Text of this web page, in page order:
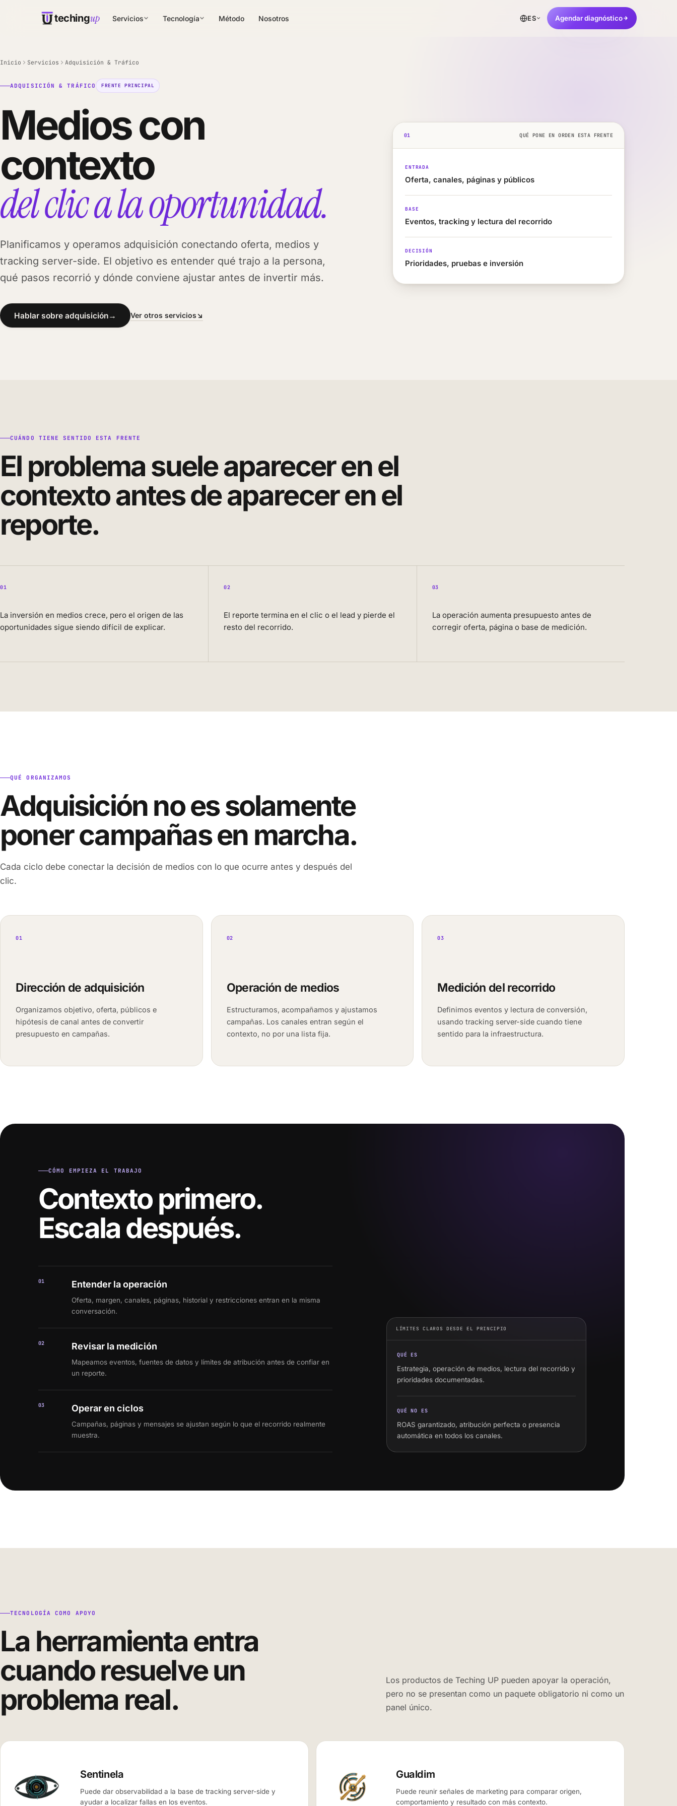
techingup Servicios Tecnología Método Nosotros ES Agendar diagnóstico
Inicio Servicios Adquisición & Tráfico
ADQUISICIÓN & TRÁFICO FRENTE PRINCIPAL
Medios con
contexto
del clic a la oportunidad.
Planificamos y operamos adquisición conectando oferta, medios y
tracking server-side. El objetivo es entender qué trajo a la persona,
qué pasos recorrió y dónde conviene ajustar antes de invertir más.
Hablar sobre adquisición→ Ver otros servicios ↘
01 QUÉ PONE EN ORDEN ESTA FRENTE
ENTRADA
Oferta, canales, páginas y públicos
BASE
Eventos, tracking y lectura del recorrido
DECISIÓN
Prioridades, pruebas e inversión
CUÁNDO TIENE SENTIDO ESTA FRENTE
El problema suele aparecer en el
contexto antes de aparecer en el
reporte.
01
La inversión en medios crece, pero el origen de las
oportunidades sigue siendo difícil de explicar.
02
El reporte termina en el clic o el lead y pierde el
resto del recorrido.
03
La operación aumenta presupuesto antes de
corregir oferta, página o base de medición.
QUÉ ORGANIZAMOS
Adquisición no es solamente
poner campañas en marcha.
Cada ciclo debe conectar la decisión de medios con lo que ocurre antes y después del
clic.
01
Dirección de adquisición
Organizamos objetivo, oferta, públicos e
hipótesis de canal antes de convertir
presupuesto en campañas.
02
Operación de medios
Estructuramos, acompañamos y ajustamos
campañas. Los canales entran según el
contexto, no por una lista fija.
03
Medición del recorrido
Definimos eventos y lectura de conversión,
usando tracking server-side cuando tiene
sentido para la infraestructura.
CÓMO EMPIEZA EL TRABAJO
Contexto primero.
Escala después.
01 Entender la operación
Oferta, margen, canales, páginas, historial y restricciones entran en la misma
conversación.
02 Revisar la medición
Mapeamos eventos, fuentes de datos y límites de atribución antes de confiar en
un reporte.
03 Operar en ciclos
Campañas, páginas y mensajes se ajustan según lo que el recorrido realmente
muestra.
LÍMITES CLAROS DESDE EL PRINCIPIO
QUÉ ES
Estrategia, operación de medios, lectura del recorrido y
prioridades documentadas.
QUÉ NO ES
ROAS garantizado, atribución perfecta o presencia
automática en todos los canales.
TECNOLOGÍA COMO APOYO
La herramienta entra
cuando resuelve un
problema real.
Los productos de Teching UP pueden apoyar la operación,
pero no se presentan como un paquete obligatorio ni como un
panel único.
Sentinela
Puede dar observabilidad a la base de tracking server-side y
ayudar a localizar fallas en los eventos.
Gualdim
Puede reunir señales de marketing para comparar origen,
comportamiento y resultado con más contexto.